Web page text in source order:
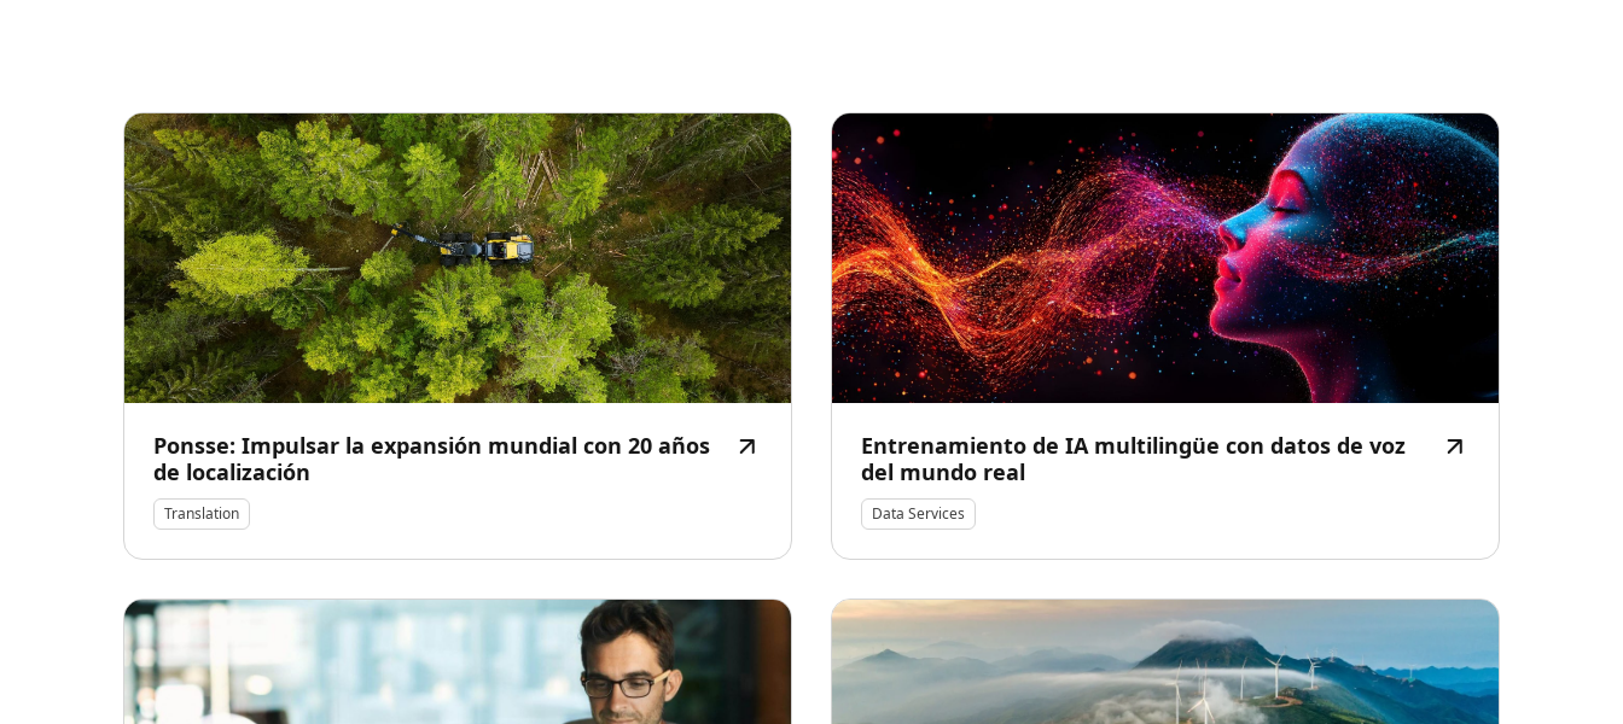
Ponsse: Impulsar la expansión mundial con 20 años
de localización
Translation
Entrenamiento de IA multilingüe con datos de voz
del mundo real
Data Services